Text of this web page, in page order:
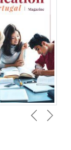
Previous
Next